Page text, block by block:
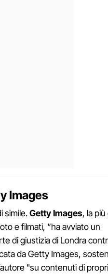
Images
simile.Getty Images, la
e filmati, “ha avviato un
di giustizia di Londra
da Getty Images,
"su contenuti di